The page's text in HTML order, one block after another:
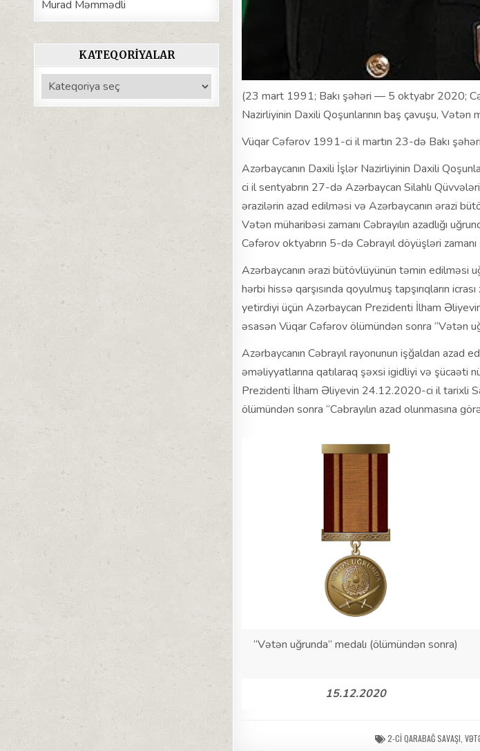
(23 mart 1991; Bakı şəhəri — 5 oktyabr 2020;
Nazirliyinin Daxili Qoşunlarının baş çavuşu, Vətən
Vüqar Cəfərov 1991-ci il martın 23-də Bakı
Azərbaycanın Daxili İşlər Nazirliyinin Daxili
ci il sentyabrın 27-də Azərbaycan Silahlı
ərazilərin azad edilməsi və Azərbaycanın ərazi
Vətən müharibəsi zamanı Cəbrayılın azadlığı
Cəfərov oktyabrın 5-də Cəbrayıl döyüşləri
Azərbaycanın ərazi bütövlüyünün təmin edilməsi
hərbi hissə qarşısında qoyulmuş tapşırıqların
yetirdiyi üçün Azərbaycan Prezidenti İlham
əsasən Vüqar Cəfərov ölümündən sonra “Vətən
Azərbaycanın Cəbrayıl rayonunun işğaldan azad
əməliyyatlarına qatılaraq şəxsi igidliyi və şücaəti
Prezidenti İlham Əliyevin 24.12.2020-ci il tarixli
ölümündən sonra “Cəbrayılın azad olunmasına
“Vətən uğrunda” medalı (ölümündən sonra)
15.12.2020
2-CI QARABAĞ SAVAŞI
Murad Məmmədli
KATEQORIYALAR
Kateqoriyalar